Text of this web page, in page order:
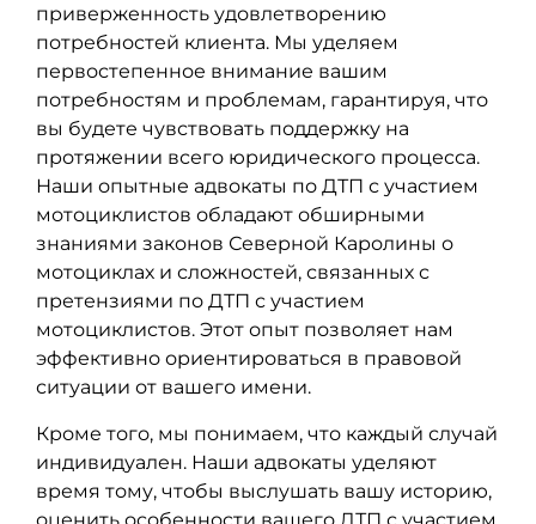
приверженность удовлетворению
потребностей клиента. Мы уделяем
первостепенное внимание вашим
потребностям и проблемам, гарантируя, что
вы будете чувствовать поддержку на
протяжении всего юридического процесса.
Наши опытные адвокаты по ДТП с участием
мотоциклистов обладают обширными
знаниями законов Северной Каролины о
мотоциклах и сложностей, связанных с
претензиями по ДТП с участием
мотоциклистов. Этот опыт позволяет нам
эффективно ориентироваться в правовой
ситуации от вашего имени.
Кроме того, мы понимаем, что каждый случай
индивидуален. Наши адвокаты уделяют
время тому, чтобы выслушать вашу историю,